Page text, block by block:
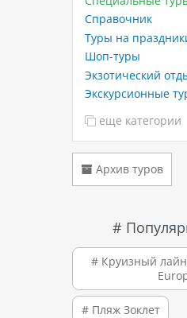
Справочник
Туры на
Шоп-туры
Экзотический
Экскурсионные
еще категории
Архив туров
#
# Круизный
# Пляж Зоклет